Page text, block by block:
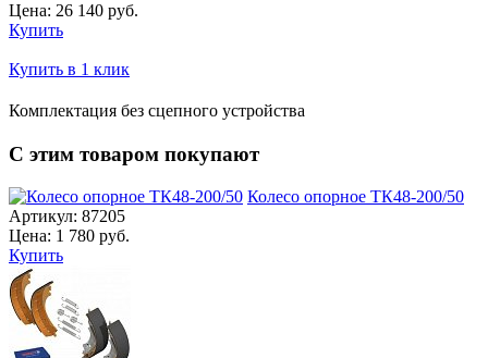
Цена: 26 140 руб.
Купить
Купить в 1 клик
Комплектация без сцепного устройства
С этим товаром покупают
Колесо опорное ТК48-200/50
Артикул: 87205
Цена: 1 780 руб.
Купить